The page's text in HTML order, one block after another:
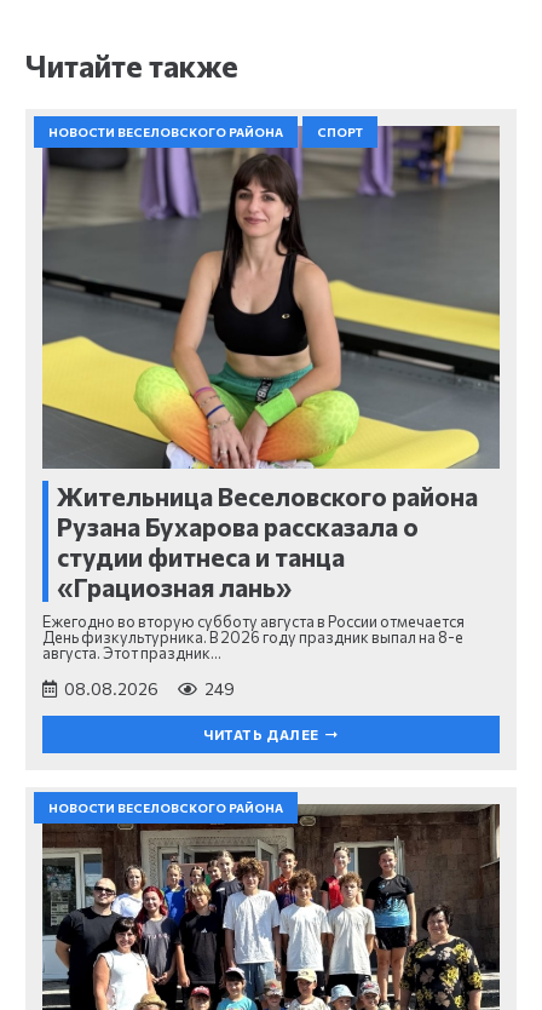
Читайте также
НОВОСТИ ВЕСЕЛОВСКОГО РАЙОНА СПОРТ
Жительница Веселовского района
Рузана Бухарова рассказала о
студии фитнеса и танца
«Грациозная лань»
Ежегодно во вторую субботу августа в России отмечается
День физкультурника. В 2026 году праздник выпал на 8-е
августа. Этот праздник…
08.08.2026 249
ЧИТАТЬ ДАЛЕЕ
НОВОСТИ ВЕСЕЛОВСКОГО РАЙОНА